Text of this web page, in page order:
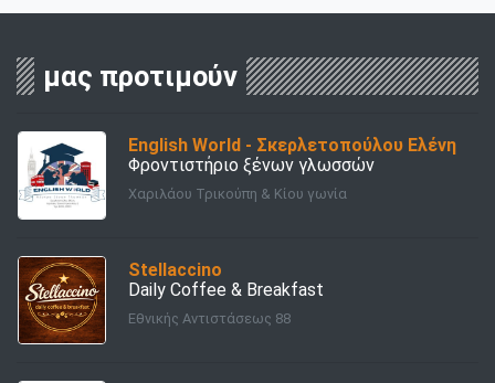
μας προτιμούν
English World - Σκερλετοπούλου Ελένη
Φροντιστήριο ξένων γλωσσών
Χαριλάου Τρικούπη & Κίου γωνία
Stellaccino
Daily Coffee & Breakfast
Εθνικής Αντιστάσεως 88